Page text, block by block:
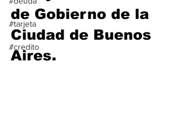
#tarjeta
#credito
de Gobierno de la
Ciudad de Buenos
Aires.